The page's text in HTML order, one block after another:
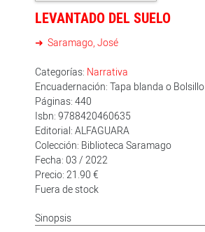
LEVANTADO DEL SUELO
Saramago, José
Categorías: Narrativa
Encuadernación: Tapa blanda o Bolsillo
Páginas: 440
Isbn: 9788420460635
Editorial: ALFAGUARA
Colección: Biblioteca Saramago
Fecha: 03 / 2022
Precio: 21.90 €
Fuera de stock
Sinopsis